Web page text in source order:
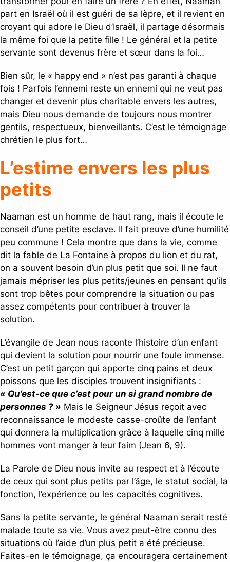
part en Israël où il est guéri de sa lèpre, et il revient en
croyant qui adore le Dieu d’Israël, il partage désormais
la même foi que la petite fille ! Le général et la petite
servante sont devenus frère et sœur dans la foi…
Bien sûr, le « happy end » n’est pas garanti à chaque
fois ! Parfois l’ennemi reste un ennemi qui ne veut pas
changer et devenir plus charitable envers les autres,
mais Dieu nous demande de toujours nous montrer
gentils, respectueux, bienveillants. C’est le témoignage
chrétien le plus fort…
L’estime envers les plus
petits
Naaman est un homme de haut rang, mais il écoute le
conseil d’une petite esclave. Il fait preuve d’une humilité
peu commune ! Cela montre que dans la vie, comme
dit la fable de La Fontaine à propos du lion et du rat,
on a souvent besoin d’un plus petit que soi. Il ne faut
jamais mépriser les plus petits/jeunes en pensant qu’ils
sont trop bêtes pour comprendre la situation ou pas
assez compétents pour contribuer à trouver la
solution.
L’évangile de Jean nous raconte l’histoire d’un enfant
qui devient la solution pour nourrir une foule immense.
C’est un petit garçon qui apporte cinq pains et deux
poissons que les disciples trouvent insignifiants :
« Qu’est-ce que c’est pour un si grand nombre de
personnes ? » Mais le Seigneur Jésus reçoit avec
reconnaissance le modeste casse-croûte de l’enfant
qui donnera la multiplication grâce à laquelle cinq mille
hommes vont manger à leur faim (Jean 6, 9).
La Parole de Dieu nous invite au respect et à l’écoute
de ceux qui sont plus petits par l’âge, le statut social, la
fonction, l’expérience ou les capacités cognitives.
Sans la petite servante, le général Naaman serait resté
malade toute sa vie. Vous avez peut-être connu des
situations où l’aide d’un plus petit a été précieuse.
Faites-en le témoignage, ça encouragera certainement